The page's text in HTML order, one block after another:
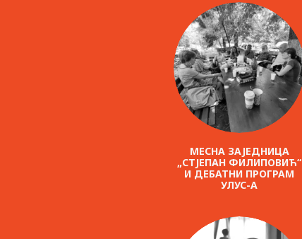
МЕСНА ЗАЈЕДНИЦА
„СТЈЕПАН ФИЛИПОВИЋ“
И ДЕБАТНИ ПРОГРАМ
УЛУС-А